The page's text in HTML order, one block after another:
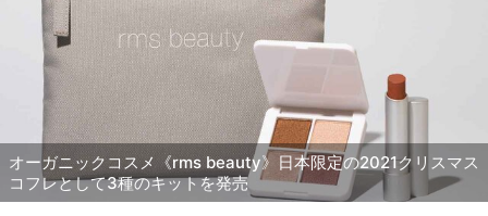
オーガニックコスメ《rms beauty》日本限定の2021クリスマス
コフレとして3種のキットを発売